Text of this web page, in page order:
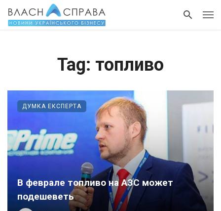
Tag: топливо
В феврале топливо на АЗС может
подешеветь
ДУМКА ЕКСПЕРТА